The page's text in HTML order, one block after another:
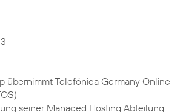
übernimmt Telefónica Germany Online
seiner Managed Hosting Abteilung